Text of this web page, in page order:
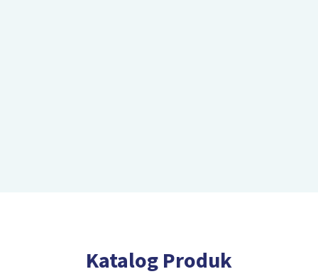
Katalog Produk